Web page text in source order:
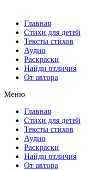
Главная
Стихи для детей
Тексты стихов
Аудио
Раскраски
Найди отличия
От автора
Меню
Главная
Стихи для детей
Тексты стихов
Аудио
Раскраски
Найди отличия
От автора